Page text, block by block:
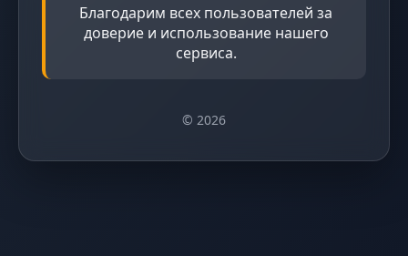
Благодарим всех пользователей за
доверие и использование нашего
сервиса.
© 2026